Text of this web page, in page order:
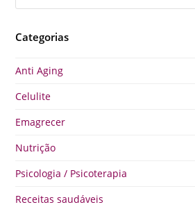
Categorias
Anti Aging
Celulite
Emagrecer
Nutrição
Psicologia / Psicoterapia
Receitas saudáveis